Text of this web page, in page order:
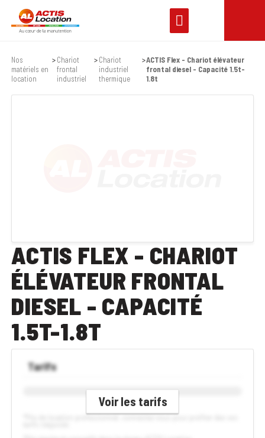
Nos
matériels en
location
Chariot
frontal
industriel
Chariot
industriel
thermique
ACTIS Flex - Chariot élévateur
frontal diesel - Capacité 1.5t-
1.8t
ACTIS FLEX - CHARIOT
ÉLÉVATEUR FRONTAL
DIESEL - CAPACITÉ
1.5T-1.8T
Voir les tarifs
Tarifs
*Prix de location professionnel, connectez-vous pour profiter des vos